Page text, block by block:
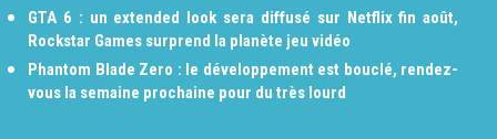
GTA 6 : un extended look sera diffusé sur Netflix fin août,
Rockstar Games surprend la planète jeu vidéo
Phantom Blade Zero : le développement est bouclé, rendez-
vous la semaine prochaine pour du très lourd